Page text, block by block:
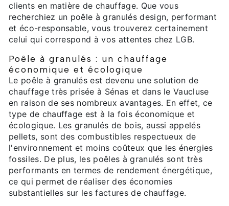
clients en matière de chauffage. Que vous
recherchiez un poêle à granulés design, performant
et éco-responsable, vous trouverez certainement
celui qui correspond à vos attentes chez LGB.
Poêle à granulés : un chauffage
économique et écologique
Le poêle à granulés est devenu une solution de
chauffage très prisée à Sénas et dans le Vaucluse
en raison de ses nombreux avantages. En effet, ce
type de chauffage est à la fois économique et
écologique. Les granulés de bois, aussi appelés
pellets, sont des combustibles respectueux de
l'environnement et moins coûteux que les énergies
fossiles. De plus, les poêles à granulés sont très
performants en termes de rendement énergétique,
ce qui permet de réaliser des économies
substantielles sur les factures de chauffage.